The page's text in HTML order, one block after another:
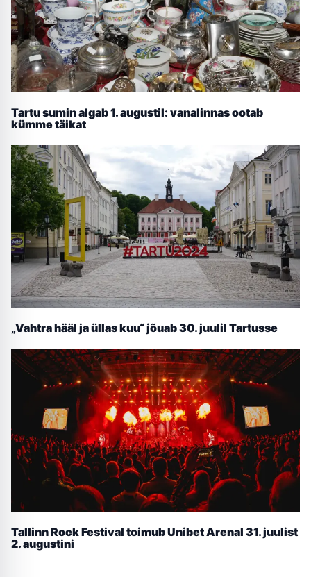
Tartu sumin algab 1. augustil: vanalinnas ootab
kümme täikat
„Vahtra hääl ja üllas kuu“ jõuab 30. juulil Tartusse
Tallinn Rock Festival toimub Unibet Arenal 31. juulist
2. augustini